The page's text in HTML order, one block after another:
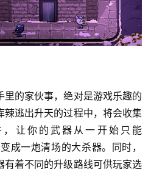
里的家伙事，绝对是游戏乐趣的
辣逃出升天的过程中，将会收集
让你的武器从一开始只能
成一炮清场的大杀器。同时，
有着不同的升级路线可供玩家选